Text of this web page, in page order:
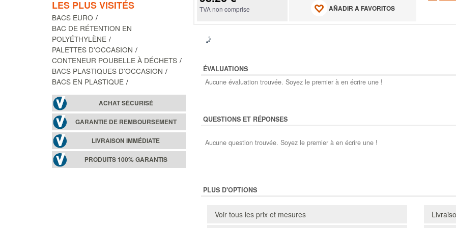
LES PLUS VISITÉS
BACS EURO
BAC DE RÉTENTION EN
POLYÉTHYLÈNE
PALETTES D'OCCASION
CONTENEUR POUBELLE À DÉCHETS
BACS PLASTIQUES D'OCCASION
BACS EN PLASTIQUE
ACHAT SÉCURISÉ
GARANTIE DE REMBOURSEMENT
LIVRAISON IMMÉDIATE
PRODUITS 100% GARANTIS
TVA non comprise AÑADIR A FAVORITOS
ÉVALUATIONS
Aucune évaluation trouvée. Soyez le premier à en écrire une !
QUESTIONS ET RÉPONSES
Aucune question trouvée. Soyez le premier à en écrire une !
PLUS D'OPTIONS
Voir tous les prix et mesures